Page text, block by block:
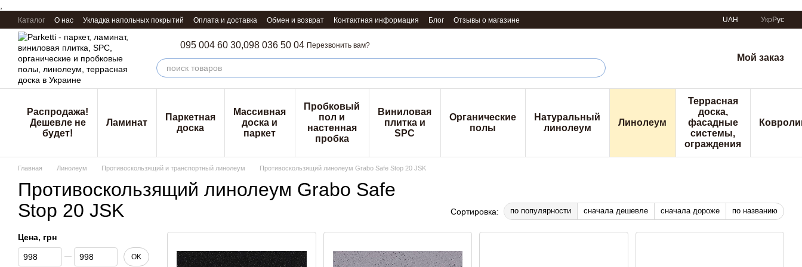
Перейти к основному контенту
Каталог О нас Укладка напольных покрытий Оплата и доставка Обмен и возврат Контактная информация Блог Отзывы о магазине UAH Укр Рус
095 004 60 30,098 036 50 04 Перезвонить вам?
Мой заказ
Распродажа!
Дешевле не
будет!
Ламинат
Паркетная
доска
Массивная
доска и
паркет
Пробковый
пол и
настенная
пробка
Виниловая
плитка и
SPC
Органические
полы
Натуральный
линолеум
Линолеум
Террасная
доска,
фасадные
системы,
ограждения
Главная Линолеум Противоскользящий и транспортный линолеум Противоскользящий линолеум Grabo Safe Stop 20 JSK
Противоскользящий линолеум Grabo Safe
Stop 20 JSK
Сортировка: по популярности сначала дешевле сначала дороже по названию
Цена, грн
От Цена, грн
До Цена, грн OK